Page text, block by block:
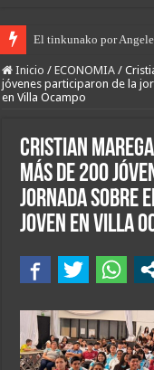
El tinkunako por
El primer encuentro de
Inicio / ECONOMIA /
jóvenes participaron de la
en Villa Ocampo
Cristian
más de 200
jornada sobre
Joven en Villa